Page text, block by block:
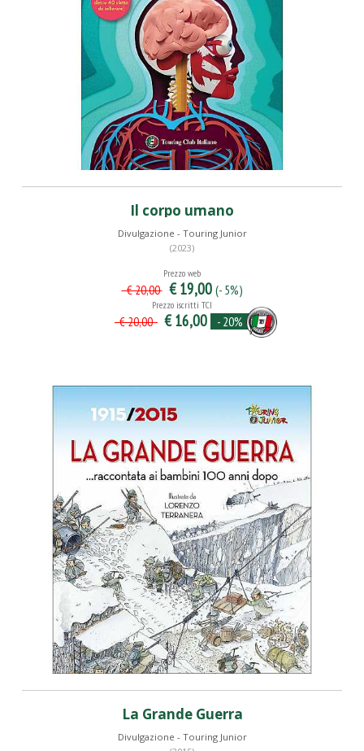
Il corpo umano
Divulgazione - Touring Junior
(2023)
Prezzo web
€ 20,00 € 19,00 (- 5%)
Prezzo iscritti TCI
€ 20,00 € 16,00 - 20%
La Grande Guerra
Divulgazione - Touring Junior